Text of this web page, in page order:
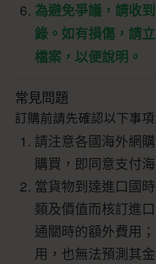
為避免爭議，請收
錄。如有損傷，請
檔案，以便說明。
常見問題
訂購前請先確認以下事項:
請注意各國海外網
購買，即同意支付
當貨物到達進口國
類及價值而核訂進
通關時的額外費用
用，也無法預測其金